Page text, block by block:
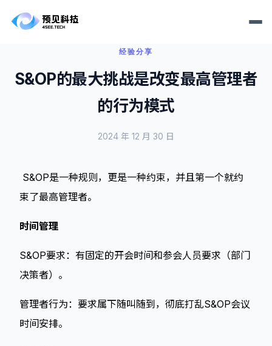
经验分享
S&OP的最大挑战是改变最高管理者
的行为模式
2024 年 12 月 30 日
S&OP是一种规则，更是一种约束，并且第一个就约
束了最高管理者。
时间管理
S&OP要求：有固定的开会时间和参会人员要求（部门
决策者）。
管理者行为：要求属下随叫随到，彻底打乱S&OP会议
时间安排。